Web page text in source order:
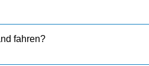
fahren?